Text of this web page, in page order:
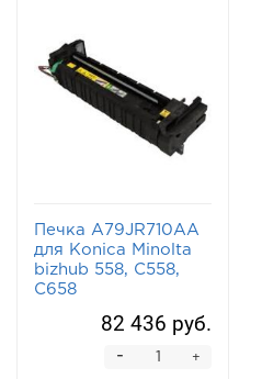
Печка A79JR710AA
для Konica Minolta
bizhub 558, C558,
C658
82 436 руб.
+
-